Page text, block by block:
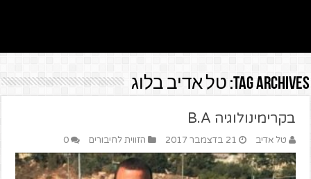
Tag Archives: טל אדיב בלוג
בקרימינולוגיה B.A
טל אדיב 21 בדצמבר 2017 הזווית לחיבורים 0